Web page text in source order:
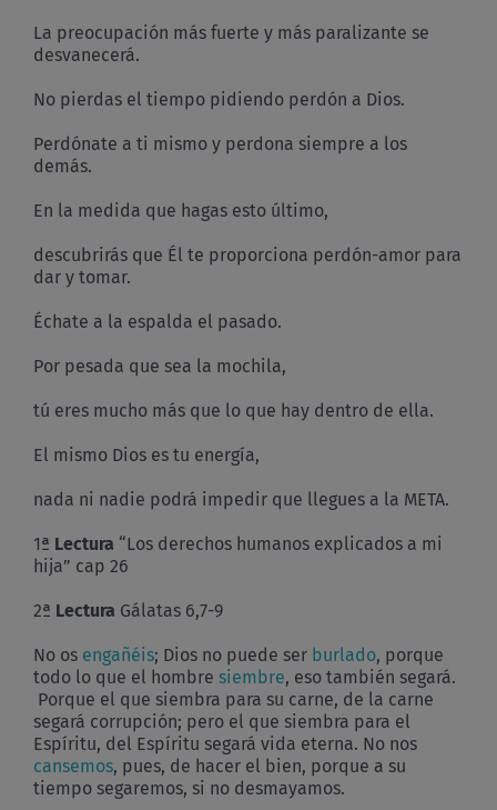
La preocupación más fuerte y más paralizante se
desvanecerá.
No pierdas el tiempo pidiendo perdón a Dios.
Perdónate a ti mismo y perdona siempre a los
demás.
En la medida que hagas esto último,
descubrirás que Él te proporciona perdón-amor para
dar y tomar.
Échate a la espalda el pasado.
Por pesada que sea la mochila,
tú eres mucho más que lo que hay dentro de ella.
El mismo Dios es tu energía,
nada ni nadie podrá impedir que llegues a la META.
1ª Lectura “Los derechos humanos explicados a mi
hija” cap 26
2ª Lectura Gálatas 6,7-9
No os engañéis; Dios no puede ser burlado, porque
todo lo que el hombre siembre, eso también segará.
Porque el que siembra para su carne, de la carne
segará corrupción; pero el que siembra para el
Espíritu, del Espíritu segará vida eterna. No nos
cansemos, pues, de hacer el bien, porque a su
tiempo segaremos, si no desmayamos.